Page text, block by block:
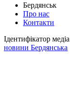
Бердянськ
Про нас
Контакти
Ідентифікатор
новини Бердянська